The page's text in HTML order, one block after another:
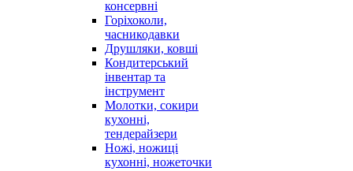
консервні
Горіхоколи,
часникодавки
Друшляки, ковші
Кондитерський
інвентар та
інструмент
Молотки, сокири
кухонні,
тендерайзери
Ножі, ножиці
кухонні, ножеточки